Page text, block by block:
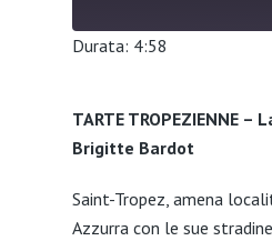
LINK
Durata: 4:58
TARTE TROPEZIENNE
Brigitte Bardot
Saint-Tropez, amena
Azzurra con le sue